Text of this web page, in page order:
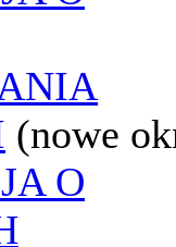
(nowe
O